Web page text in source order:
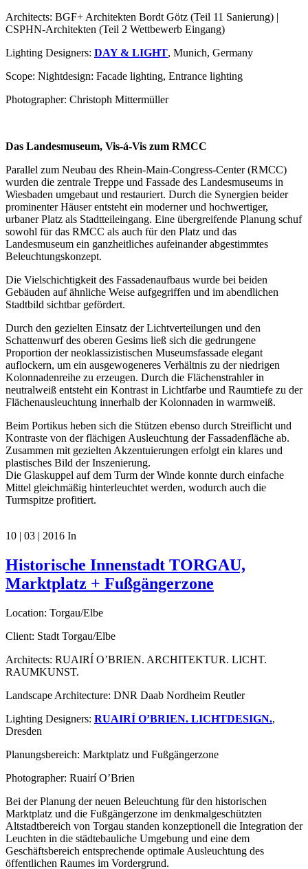
Architects: BGF+ Architekten Bordt Götz (Teil 11 Sanierung) |
CSPHN-Architekten (Teil 2 Wettbewerb Eingang)
Lighting Designers: DAY & LIGHT, Munich, Germany
Scope: Nightdesign: Facade lighting, Entrance lighting
Photographer: Christoph Mittermüller
Das Landesmuseum, Vis-á-Vis zum RMCC
Parallel zum Neubau des Rhein-Main-Congress-Center (RMCC)
wurden die zentrale Treppe und Fassade des Landesmuseums in
Wiesbaden umgebaut und restauriert. Durch die Synergien beider
prominenter Häuser entsteht ein moderner und hochwertiger,
urbaner Platz als Stadtteileingang. Eine übergreifende Planung schuf
sowohl für das RMCC als auch für den Platz und das
Landesmuseum ein ganzheitliches aufeinander abgestimmtes
Beleuchtungskonzept.
Die Vielschichtigkeit des Fassadenaufbaus wurde bei beiden
Gebäuden auf ähnliche Weise aufgegriffen und im abendlichen
Stadtbild sichtbar gefördert.
Durch den gezielten Einsatz der Lichtverteilungen und den
Schattenwurf des oberen Gesims ließ sich die gedrungene
Proportion der neoklassizistischen Museumsfassade elegant
auflockern, um ein ausgewogeneres Verhältnis zu der niedrigen
Kolonnadenreihe zu erzeugen. Durch die Flächenstrahler in
neutralweiß entsteht ein Kontrast in Lichtfarbe und Raumtiefe zu der
Flächenausleuchtung innerhalb der Kolonnaden in warmweiß.
Beim Portikus heben sich die Stützen ebenso durch Streiflicht und
Kontraste von der flächigen Ausleuchtung der Fassadenfläche ab.
Zusammen mit gezielten Akzentuierungen erfolgt ein klares und
plastisches Bild der Inszenierung.
Die Glaskuppel auf dem Turm der Winde konnte durch einfache
Mittel gleichmäßig hinterleuchtet werden, wodurch auch die
Turmspitze profitiert.
10 | 03 | 2016 In
Historische Innenstadt TORGAU,
Marktplatz + Fußgängerzone
Location: Torgau/Elbe
Client: Stadt Torgau/Elbe
Architects: RUAIRÍ O’BRIEN. ARCHITEKTUR. LICHT.
RAUMKUNST.
Landscape Architecture: DNR Daab Nordheim Reutler
Lighting Designers: RUAIRÍ O’BRIEN. LICHTDESIGN.,
Dresden
Planungsbereich: Marktplatz und Fußgängerzone
Photographer: Ruairí O’Brien
Bei der Planung der neuen Beleuchtung für den historischen
Marktplatz und die Fußgängerzone im denkmalgeschützten
Altstadtbereich von Torgau standen konzeptionell die Integration der
Leuchten in die städtebauliche Umgebung und eine dem
Geschäftsbereich entsprechende optimale Ausleuchtung des
öffentlichen Raumes im Vordergrund.